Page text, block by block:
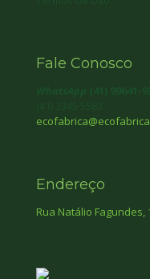
Fale Conosco
Endereço
Rua Natálio Fagundes,